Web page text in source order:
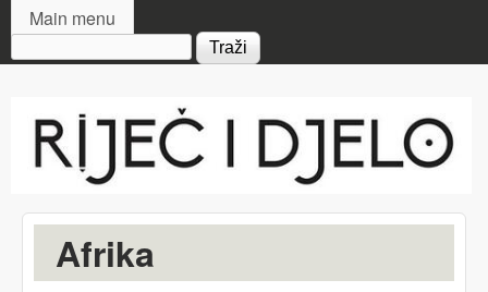
MAIN MENU
Main menu
Search form
i djelo
Afrika